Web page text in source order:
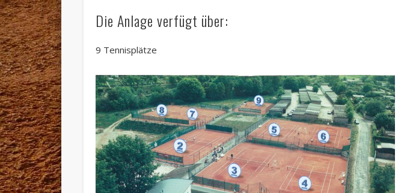
Die Anlage verfügt über:
9 Tennisplätze